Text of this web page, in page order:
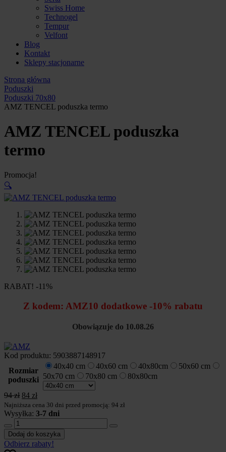
Swiss Home
Technogel
Tempur
Velfont
Blog
Kontakt
Sklepy stacjonarne
Strona główna
Poduszki
Poduszki 70x80
AMZ TENCEL poduszka termo
AMZ TENCEL poduszka
termo
Promocja!
🔍
RABAT! -11%
Z kodem: AMZ10 dodatkowe -10% rabatu
Obowiązuje do 10.08.26
Kod produktu: 5903887148917
Rozmiar
poduszki
40x40 cm 40x60 cm 40x80cm
50x60 cm
50x70 cm
70x80 cm 80x80cm
94zł Pierwotna
cena
wynosiła:
84 złAktualna
cena
wynosi:
Najniższa cena 30 dni przed promocją: 94 zł
Wysyłka: 3-7 dni
ilość
AMZ
TENCEL
poduszka
Dodaj do koszyka
Odbierz rabaty!